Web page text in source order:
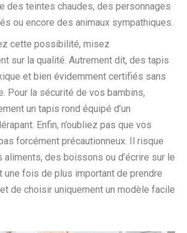
des teintes chaudes, des personnages
ou encore des animaux sympathiques.
cette possibilité, misez
sur la qualité. Autrement dit, des tapis
et bien évidemment certifiés sans
Pour la sécurité de vos bambins,
un tapis rond équipé d’un
Enfin, n’oubliez pas que vos
forcément précautionneux. Il risque
aliments, des boissons ou d’écrire sur le
une fois de plus important de prendre
de choisir uniquement un modèle facile